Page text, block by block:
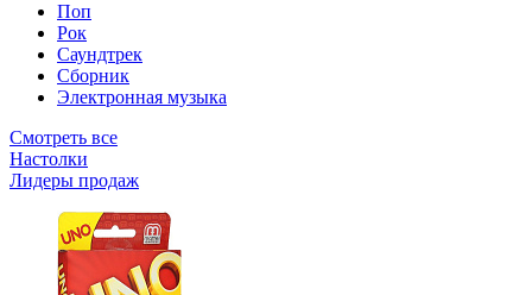
Поп
Рок
Саундтрек
Сборник
Электронная музыка
Смотреть все
Настолки
Лидеры продаж